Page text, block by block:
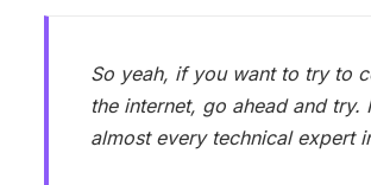
So yeah, if you want to try to
the internet, go ahead and
almost every technical expert